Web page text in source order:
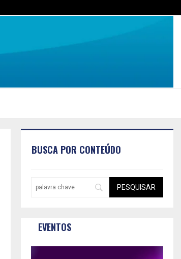
BUSCA POR CONTEÚDO
EVENTOS